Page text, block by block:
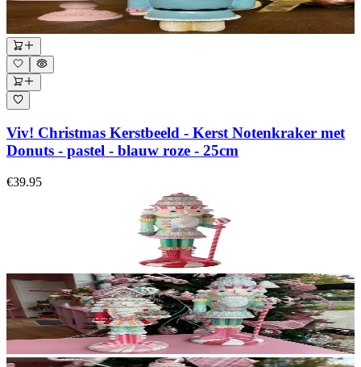
Viv! Christmas Kerstbeeld - Kerst Notenkraker met
Donuts - pastel - blauw roze - 25cm
€39.95